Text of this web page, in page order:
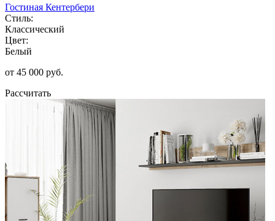
Гостиная Кентербери
Стиль:
Классический
Цвет:
Белый
от 45 000 руб.
Рассчитать